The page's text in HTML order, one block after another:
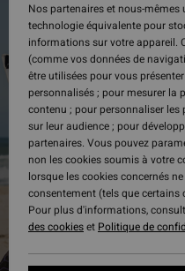
Nos partenaires et nous-
technologie équivalente pour
informations sur votre appareil.
(comme vos données de
être utilisées pour vous
personnalisés ; pour mesurer la
contenu ; pour personnaliser
sur leur audience ; pour
partenaires. Vous pouvez
non les cookies soumis à votre
lorsque les cookies concernés
consentement (tels que certains
Pour plus d'informations,
des cookieset Politique de